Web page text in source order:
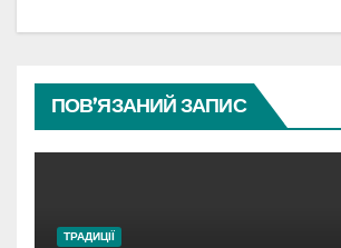
ПОВ’ЯЗАНИЙ ЗАПИС
ТРАДИЦІЇ